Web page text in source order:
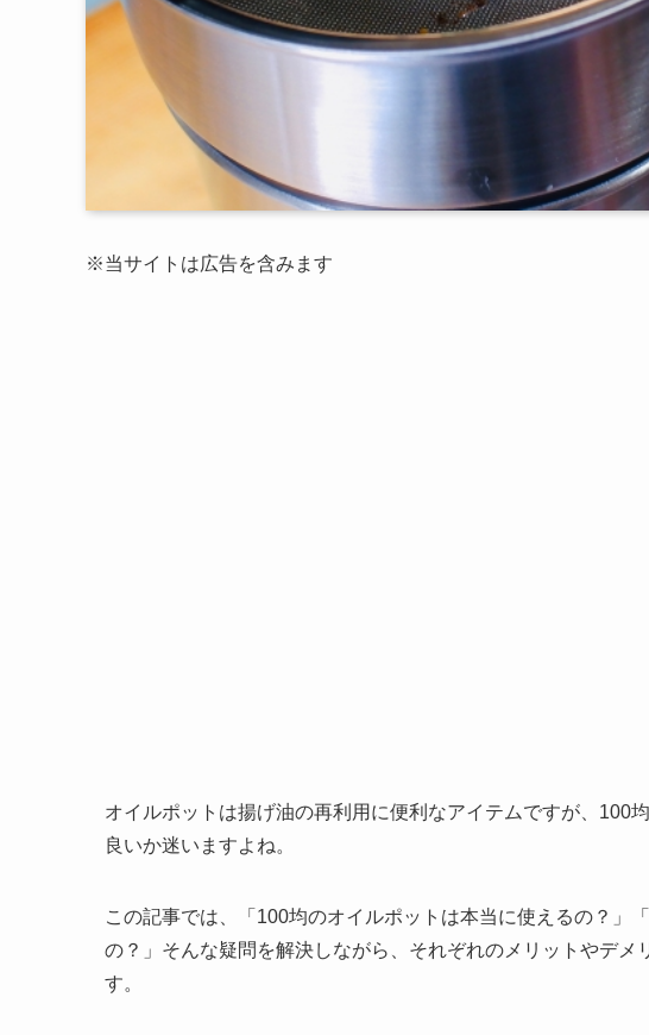
※当サイトは広告を含みます
オイルポットは揚げ油の再利用に便利なアイテムですが、100
良いか迷いますよね。
この記事では、「100均のオイルポットは本当に使えるの？」
の？」そんな疑問を解決しながら、それぞれのメリットやデメ
す。